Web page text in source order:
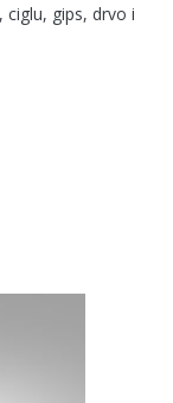
gips, drvo i